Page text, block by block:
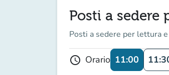
Posti a sedere
Posti a sedere per lettura
schedule Orario 11:00